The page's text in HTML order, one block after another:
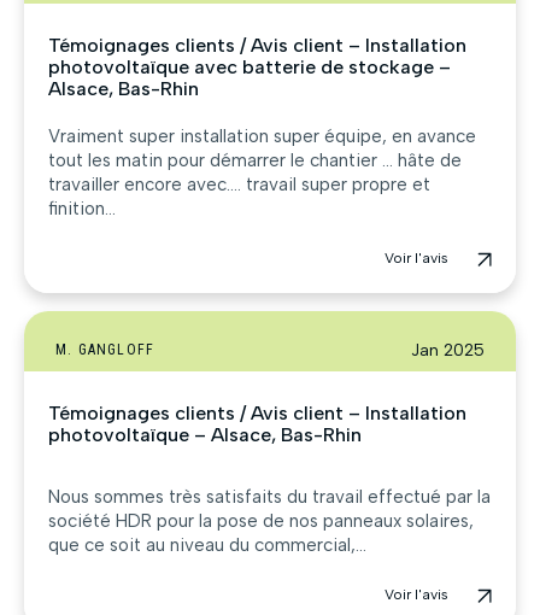
Témoignages clients / Avis client – Installation
photovoltaïque avec batterie de stockage –
Alsace, Bas-Rhin
Vraiment super installation super équipe, en avance
tout les matin pour démarrer le chantier … hâte de
travailler encore avec…. travail super propre et
finition...
Voir l'avis
M. GANGLOFF Jan 2025
Témoignages clients / Avis client – Installation
photovoltaïque – Alsace, Bas-Rhin
Nous sommes très satisfaits du travail effectué par la
société HDR pour la pose de nos panneaux solaires,
que ce soit au niveau du commercial,...
Voir l'avis